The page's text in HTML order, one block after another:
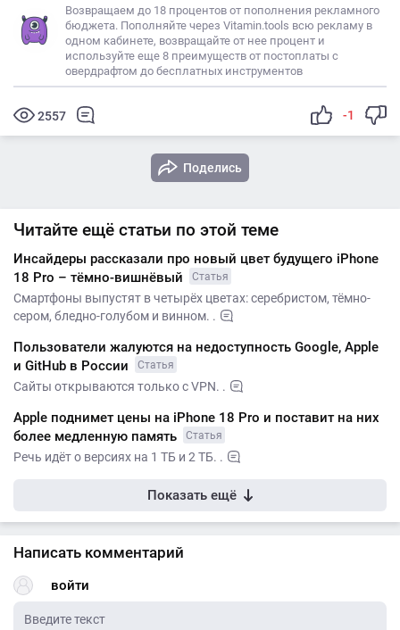
Возвращаем до 18 процентов от пополнения рекламного
бюджета. Пополняйте через Vitamin.tools всю рекламу в
одном кабинете, возвращайте от нее процент и
используйте еще 8 преимуществ от постоплаты с
овердрафтом до бесплатных инструментов
2557 -1
Поделись
Читайте ещё статьи по этой теме
Инсайдеры рассказали про новый цвет будущего iPhone
18 Pro – тёмно-вишнёвый
Статья
Смартфоны выпустят в четырёх цветах: серебристом, тёмно-
сером, бледно-голубом и винном. .
Пользователи жалуются на недоступность Google, Apple
и GitHub в России
Статья
Сайты открываются только с VPN. .
Apple поднимет цены на iPhone 18 Pro и поставит на них
более медленную память
Статья
Речь идёт о версиях на 1 ТБ и 2 ТБ. .
Показать ещё
Написать комментарий
войти